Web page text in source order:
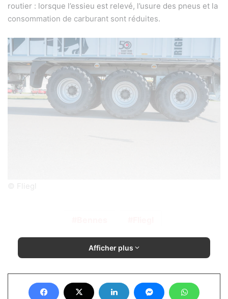
routier : lorsque l’essieu est relevé, l’usure des pneus et la
consommation de carburant sont réduites.
© Fliegl
Afficher plus